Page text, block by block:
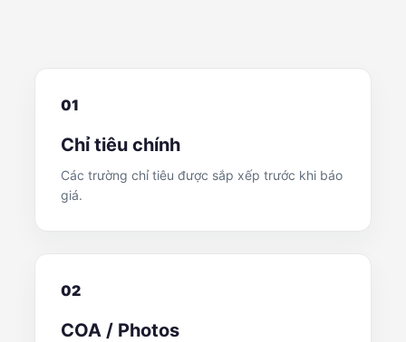
01
Chỉ tiêu chính
Các trường chỉ tiêu được sắp xếp trước khi báo
giá.
02
COA / Photos